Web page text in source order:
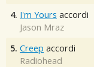
4. I'm Yours accordi
Jason Mraz
5. Creep accordi
Radiohead